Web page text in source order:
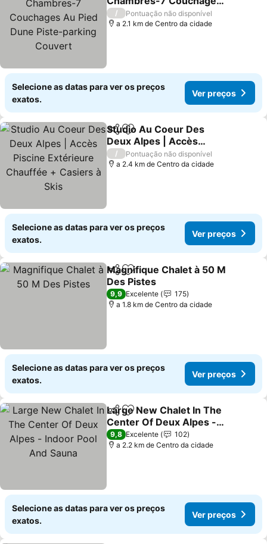
Au Pied Dune Piste-
parking Couvert
/
Pontuação não disponível
a 2.1 km de Centro da cidade
Selecione as datas para ver os preços
exatos.
Ver preços
PartilharAdicionar aos favoritos
Studio Au Coeur Des
Deux Alpes | Accès
Piscine Extérieure
Chauffée + Casiers à Skis
/
Pontuação não disponível
a 2.4 km de Centro da cidade
Selecione as datas para ver os preços
exatos.
Ver preços
PartilharAdicionar aos favoritos
Magnifique Chalet à 50 M
Des Pistes
9,9 Excelente
175
a 1.8 km de Centro da cidade
Selecione as datas para ver os preços
exatos.
Ver preços
PartilharAdicionar aos favoritos
Large New Chalet In The
Center Of Deux Alpes -
Indoor Pool And Sauna
9,8 Excelente
102
a 2.2 km de Centro da cidade
Selecione as datas para ver os preços
exatos.
Ver preços